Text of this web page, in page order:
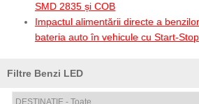
SMD 2835 și COB
Impactul alimentării directe a
bateria auto în vehicule cu Start-Stop
Filtre Benzi LED